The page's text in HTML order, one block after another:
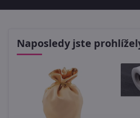
Naposledy jste